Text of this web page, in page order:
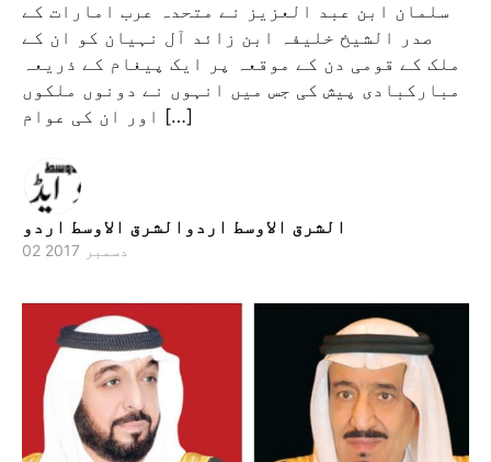
سلمان ابن عبد العزیز نے متحدہ عرب امارات کے
صدر الشیخ خلیفہ ابن زائد آل نہیان کو ان کے
ملک کے قومی دن کے موقعہ پر ایک پیغام کے ذریعہ
مبارکبادی پیش کی جس میں انہوں نے دونوں ملکوں
اور ان کی عوام […]
الشرق الاوسط اردوالشرق الاوسط اردو
02 دسمبر 2017